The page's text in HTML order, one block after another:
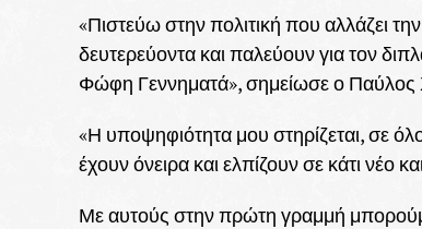
«Πιστεύω στην πολιτική που αλλάζει
δευτερεύοντα και παλεύουν για τον
Φώφη Γεννηματά», σημείωσε ο Παύλος
«Η υποψηφιότητα μου στηρίζεται, σε
έχουν όνειρα και ελπίζουν σε κάτι νέο
Με αυτούς στην πρώτη γραμμή